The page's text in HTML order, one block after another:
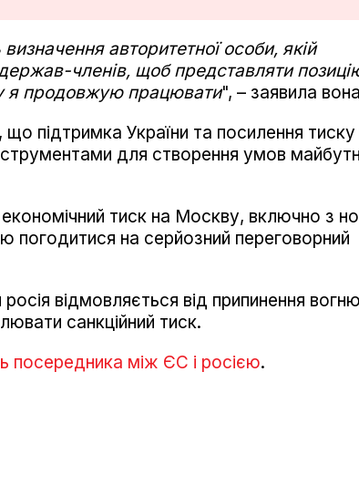
авторитетної особи, якій
членів, щоб представляти
я продовжую працювати", – заявила
підтримка України та посилення тиску
для створення умов
тиск на Москву, включно з
погодитися на серйозний переговорний
відмовляється від припинення
санкційний тиск.
посередника між ЄС і росією.